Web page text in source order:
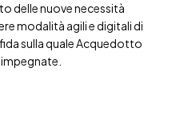
delle nuove necessità
modalità agili e digitali di
sulla quale Acquedotto